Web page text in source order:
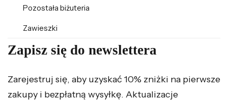
Pozostała biżuteria
Zawieszki
Zapisz się do newslettera
Zarejestruj się, aby uzyskać 10% zniżki na pierwsze
zakupy i bezpłatną wysyłkę. Aktualizacje